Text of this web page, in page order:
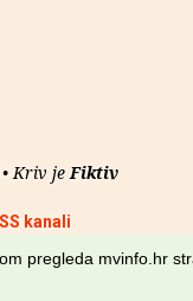
Kriv jeFiktiv
kanali
pregleda mvinfo.hr